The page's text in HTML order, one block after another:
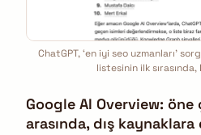
ChatGPT, ‘en iyi seo uzmanları’
listesinin ilk
Google AI Overview: öne
arasında, dış kaynaklara